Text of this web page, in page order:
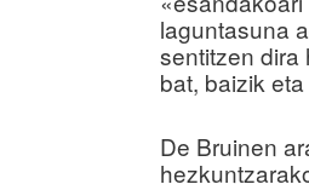
laguntasuna
sentitzen dira
bat, baizik
De Bruinen